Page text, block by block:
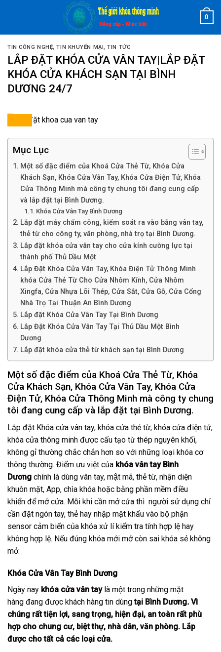
0
TIN CÔNG NGHỆ,TIN KHUYẾN MẠI,TIN TỨC
LẮP ĐẶT KHÓA CỬA VÂN TAY|LẮP ĐẶT
KHÓA CỬA KHÁCH SẠN TẠI BÌNH
DƯƠNG 24/7
Mục Lục
Một số đặc điểm của Khoá Cửa Thẻ Từ, Khóa Cửa
Khách Sạn, Khóa Cửa Vân Tay, Khóa Cửa Điện Tử, Khóa
Cửa Thông Minh mà công ty chung tôi đang cung cấp
và lắp đặt tại Bình Dương.
Khóa Cửa Vân Tay Bình Dương
Lắp đặt máy chấm công, kiểm soát ra vào bằng vân tay,
thẻ từ cho công ty, văn phòng, nhà trọ tại Bình Dương.
Lắp đặt khóa cửa vân tay cho cửa kính cường lực tại
thành phố Thủ Dầu Một
Lắp Đặt Khóa Cửa Vân Tay, Khóa Điện Tử Thông Minh
khóa Cửa Thẻ Từ Cho Cửa Nhôm Kính, Cửa Nhôm
Xingfa, Cửa Nhựa Lõi Thép, Cửa Sắt, Cửa Gỗ, Cửa Cổng
Nhà Trọ Tại Thuận An Bình Dương
Lắp đặt Khóa Cửa Vân Tay Tại Bình Dương
Lắp Đặt Khóa Cửa Vân Tay Tại Thủ Dầu Một Bình
Dương
Lắp đặt khóa cửa thẻ từ khách sạn tại Bình Dương
Một số đặc điểm của Khoá Cửa Thẻ Từ, Khóa
Cửa Khách Sạn, Khóa Cửa Vân Tay, Khóa Cửa
Điện Tử, Khóa Cửa Thông Minh mà công ty chung
tôi đang cung cấp và lắp đặt tại Bình Dương.
Lắp đặt Khóa cửa vân tay, khóa cửa thẻ từ, khóa cửa điện tử,
khóa cửa thông minh được cấu tạo từ thép nguyên khối,
không gỉ thường chắc chắn hơn so với những loại khóa cơ
thông thường. Điểm ưu việt của khóa vân tay Bình
Dương chính là dùng vân tay, mật mã, thẻ từ, nhận diện
khuôn mặt, App, chìa khóa hoặc bằng phần mềm điều
khiển để mở cửa. Mỗi khi cần mở cửa thì người sử dụng chỉ
cần đặt ngón tay, thẻ hay nhập mật khẩu vào bộ phận
sensor cảm biến của khóa xử lí kiểm tra tính hợp lệ hay
không hợp lệ. Nếu đúng khóa mới mở còn sai khóa sẻ không
mở.
Khóa Cửa Vân Tay Bình Dương
Ngày nay khóa cửa vân tay là một trong những mặt
hàng đang được khách hàng tin dùngtại Bình Dương.Vì
chúng rất tiện lợi, sang trọng, hiện đại, an toàn rất phù
hợp cho chung cư, biệt thự, nhà dân, văn phòng. Lắp
được cho tất cả các loại cửa.